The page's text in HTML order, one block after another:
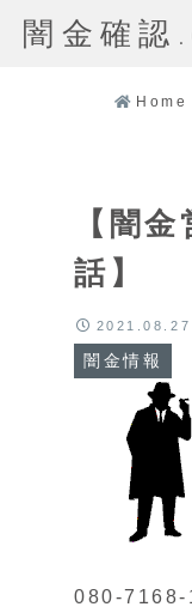
闇金確
Home
【闇
話】
闇金情報
2021.08.27
080-7168-